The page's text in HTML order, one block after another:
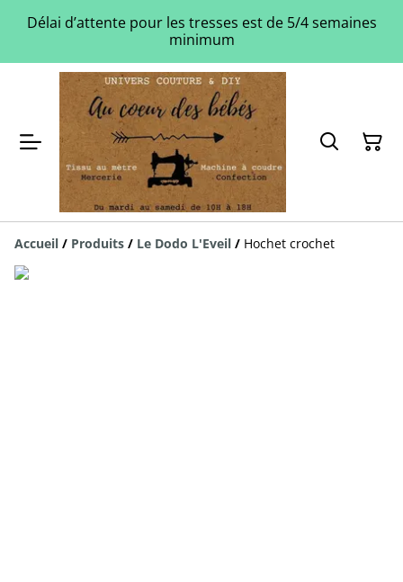
Délai d’attente pour les tresses est de 5/4 semaines
minimum
Accueil / Produits / Le Dodo L'Eveil / Hochet crochet